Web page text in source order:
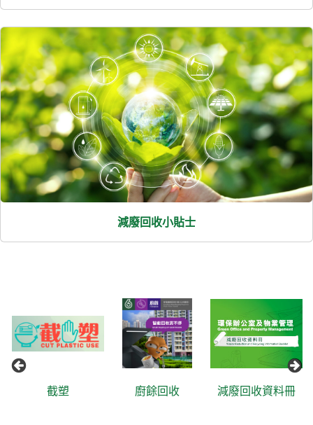
減廢回收小貼士
截塑 廚餘回收 減廢回收資料冊